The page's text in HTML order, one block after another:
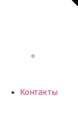
Контакты